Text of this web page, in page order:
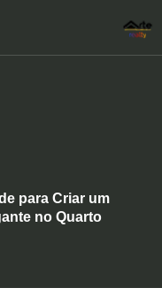
para Criar um
no Quarto